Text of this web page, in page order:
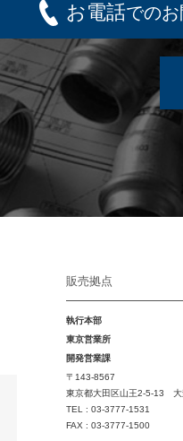
お電話での
販売拠点
執行本部
東京営業所
開発営業課
〒143-8567
東京都大田区山王2-5-13 大
TEL : 03-3777-1531
FAX : 03-3777-1500